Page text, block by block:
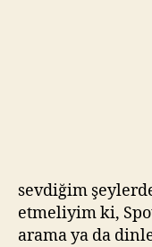
sevdiğim
etmeliyim ki,
arama ya da